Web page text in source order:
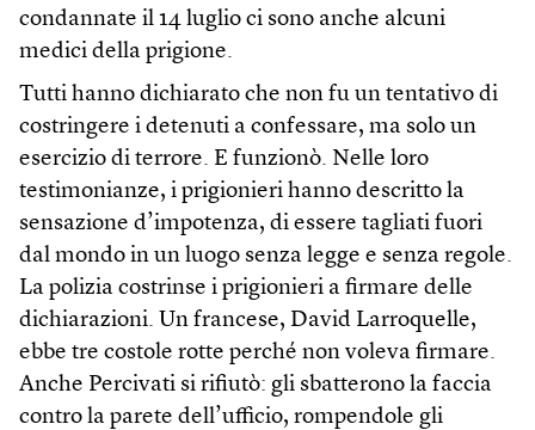
condannate il 14 luglio ci sono anche alcuni
medici della prigione.
Tutti hanno dichiarato che non fu un tentativo di
costringere i detenuti a confessare, ma solo un
esercizio di terrore. E funzionò. Nelle loro
testimonianze, i prigionieri hanno descritto la
sensazione d’impotenza, di essere tagliati fuori
dal mondo in un luogo senza legge e senza regole.
La polizia costrinse i prigionieri a firmare delle
dichiarazioni. Un francese, David Larroquelle,
ebbe tre costole rotte perché non voleva firmare.
Anche Percivati si rifiutò: gli sbatterono la faccia
contro la parete dell’ufficio, rompendole gli